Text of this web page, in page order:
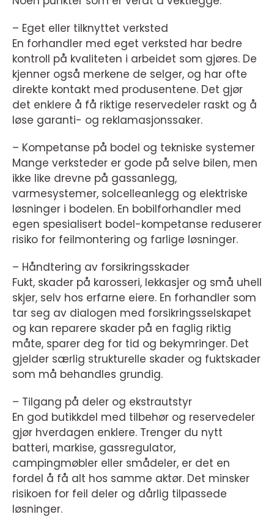
– Eget eller tilknyttet verksted
En forhandler med eget verksted har bedre
kontroll på kvaliteten i arbeidet som gjøres. De
kjenner også merkene de selger, og har ofte
direkte kontakt med produsentene. Det gjør
det enklere å få riktige reservedeler raskt og å
løse garanti- og reklamasjonssaker.
– Kompetanse på bodel og tekniske systemer
Mange verksteder er gode på selve bilen, men
ikke like drevne på gassanlegg,
varmesystemer, solcelleanlegg og elektriske
løsninger i bodelen. En bobilforhandler med
egen spesialisert bodel-kompetanse reduserer
risiko for feilmontering og farlige løsninger.
– Håndtering av forsikringsskader
Fukt, skader på karosseri, lekkasjer og små uhell
skjer, selv hos erfarne eiere. En forhandler som
tar seg av dialogen med forsikringsselskapet
og kan reparere skader på en faglig riktig
måte, sparer deg for tid og bekymringer. Det
gjelder særlig strukturelle skader og fuktskader
som må behandles grundig.
– Tilgang på deler og ekstrautstyr
En god butikkdel med tilbehør og reservedeler
gjør hverdagen enklere. Trenger du nytt
batteri, markise, gassregulator,
campingmøbler eller smådeler, er det en
fordel å få alt hos samme aktør. Det minsker
risikoen for feil deler og dårlig tilpassede
løsninger.